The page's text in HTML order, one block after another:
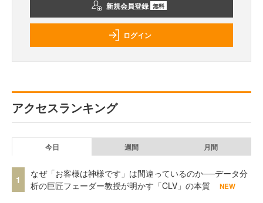
新規会員登録 無料
ログイン
アクセスランキング
今日 週間 月間
1
なぜ「お客様は神様です」は間違っているのか──データ分
析の巨匠フェーダー教授が明かす「CLV」の本質
NEW